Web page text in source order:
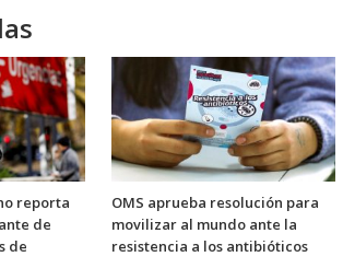
reporta
de
de
OMS aprueba resolución para
movilizar al mundo ante la
resistencia a los antibióticos